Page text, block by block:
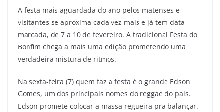
A festa mais aguardada do ano pelos matenses e
visitantes se aproxima cada vez mais e já tem data
marcada, de 7 a 10 de fevereiro. A tradicional Festa do
Bonfim chega a mais uma edição prometendo uma
verdadeira mistura de ritmos.
Na sexta-feira (7) quem faz a festa é o grande Edson
Gomes, um dos principais nomes do reggae do país.
Edson promete colocar a massa regueira pra balançar.